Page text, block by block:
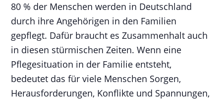
80 % der Menschen werden in Deutschland
durch ihre Angehörigen in den Familien
gepflegt. Dafür braucht es Zusammenhalt auch
in diesen stürmischen Zeiten. Wenn eine
Pflegesituation in der Familie entsteht,
bedeutet das für viele Menschen Sorgen,
Herausforderungen, Konflikte und Spannungen,